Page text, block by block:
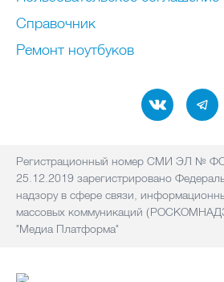
Справочник
Ремонт нoутбуков
Регистрационный номер СМИ ЭЛ №
25.12.2019 зарегистрировано
надзору в сфере связи,
массовых коммуникаций
"Медиа Платформа"